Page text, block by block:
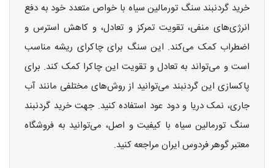
خرید گردنبند سنگ تورمالین سیاه با خواص متعدد خود به دفع
انرژی‌های منفی، تقویت تمرکز و تعادل، و کاهش استرس و
اضطراب کمک می‌کند. این سنگ برای چاکرای ریشه مناسب
است و می‌تواند به تعادل و تقویت این چاکرا کمک کند. برای
پاکسازی این گردنبند می‌توانید از روش‌های مختلفی مانند آب
جاری، نمک دریا و دود عود استفاده کنید. جهت خرید گردنبند
سنگ تورمالین سیاه با کیفیت و اصل، می‌توانید به فروشگاه
معتبر گوهر فردوس ایران مراجعه کنید.